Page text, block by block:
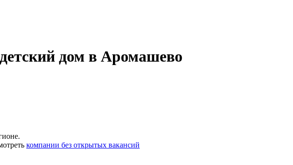
дом в Аромашево
компании без открытых вакансий